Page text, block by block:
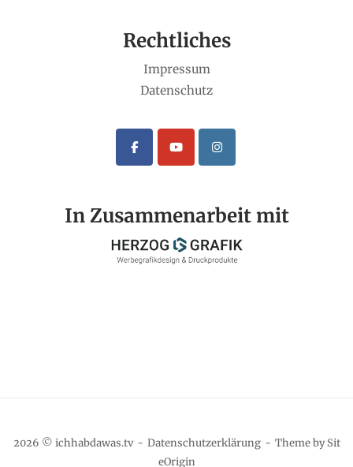
Rechtliches
Impressum
Datenschutz
In Zusammenarbeit mit
2026 © ichhabdawas.tv Datenschutzerklärung Theme bySit
eOrigin